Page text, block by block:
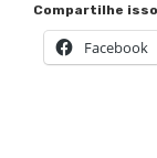
Compartilhe
Facebook